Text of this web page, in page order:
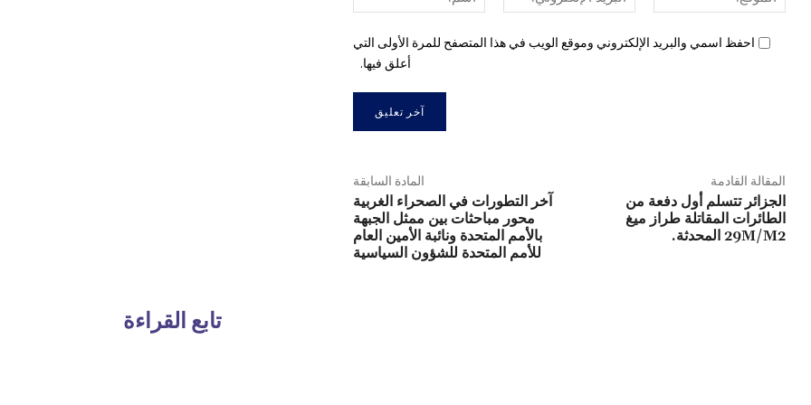
الإلكتروني:*
احفظ اسمي والبريد الإلكتروني وموقع الويب في هذا المتصفح للمرة الأولى التي
أعلق فيها.
المادة السابقة
آخر التطورات في الصحراء الغربية
محور مباحثات بين ممثل الجبهة
بالأمم المتحدة ونائبة الأمين العام
للأمم المتحدة للشؤون السياسية
المقالة القادمة
الجزائر تتسلم أول دفعة من
الطائرات المقاتلة طراز ميغ
29M/M2 المحدثة.
تابع القراءة